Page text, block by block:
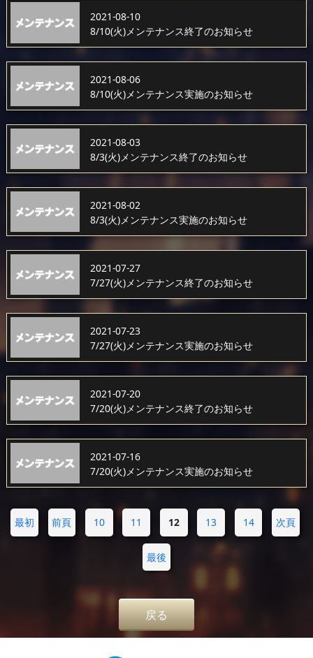
2021-08-10
8/10(火)メンテナンス終了のお知らせ
2021-08-06
8/10(火)メンテナンス実施のお知らせ
2021-08-03
8/3(火)メンテナンス終了のお知らせ
2021-08-02
8/3(火)メンテナンス実施のお知らせ
2021-07-27
7/27(火)メンテナンス終了のお知らせ
2021-07-23
7/27(火)メンテナンス実施のお知らせ
2021-07-20
7/20(火)メンテナンス終了のお知らせ
2021-07-16
7/20(火)メンテナンス実施のお知らせ
最初 前頁 10 11 12 13 14 次頁
最後
戻る